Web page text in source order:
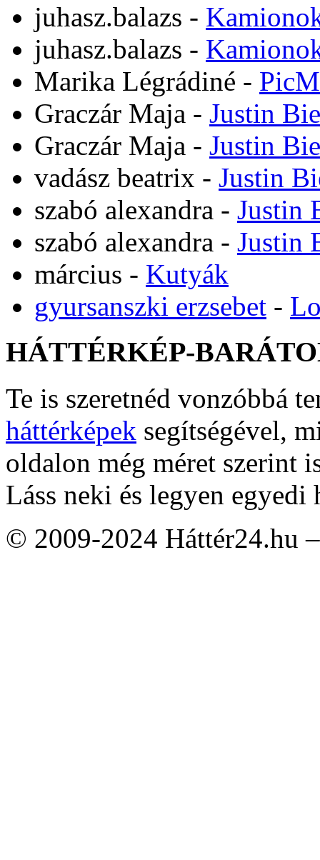
juhasz.balazs -
juhasz.balazs -
Marika Légrádiné -
Graczár Maja - Justin
Graczár Maja - Justin
vadász beatrix - Justin
szabó alexandra - Justin
szabó alexandra - Justin
március - Kutyák
gyursanszki erzsebet -
HÁTTÉRKÉP-
Te is szeretnéd vonzóbbá
háttérképek segítségével,
oldalon még méret szerint
Láss neki és legyen egyedi
© 2009-2024 Háttér24.hu